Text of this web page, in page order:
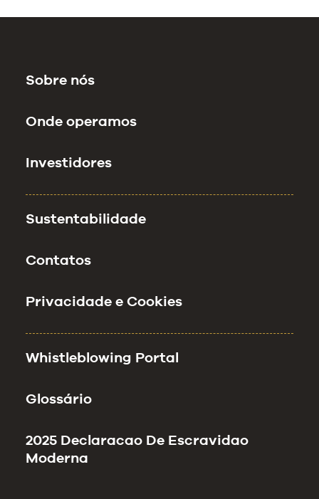
Sobre nós
Onde operamos
Investidores
Sustentabilidade
Contatos
Privacidade e Cookies
Whistleblowing Portal
Glossário
2025 Declaracao De Escravidao
Moderna